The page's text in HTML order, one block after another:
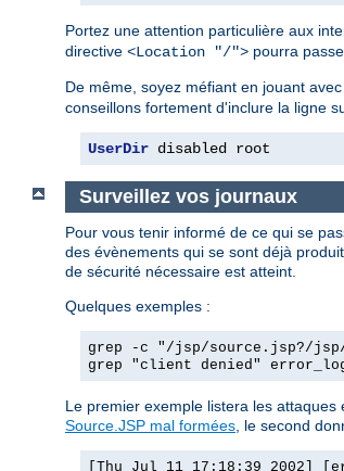
Portez une attention particulière aux
directive <Location "/"> pourra
De même, soyez méfiant en jouant
conseillons fortement d'inclure la ligne
UserDir disabled root
Surveillez vos journaux
Pour vous tenir informé de ce qui se
des évènements qui se sont déjà
de sécurité nécessaire est atteint.
Quelques exemples :
grep -c "/jsp/source.jsp?/
grep "client denied"
Le premier exemple listera les attaques
Source.JSP mal formées , le second
[Thu Jul 11 17:18:39 2002]